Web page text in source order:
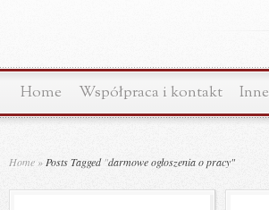
Home Współpraca i kontakt Inne
Home » Posts Tagged "darmowe ogłoszenia o pracy"